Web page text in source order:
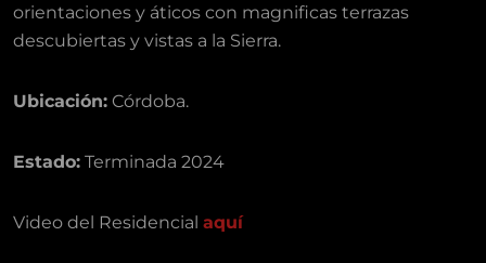
orientaciones y áticos con magnificas terrazas
descubiertas y vistas a la Sierra.
Ubicación: Córdoba.
Estado: Terminada 2024
Video del Residencial aquí